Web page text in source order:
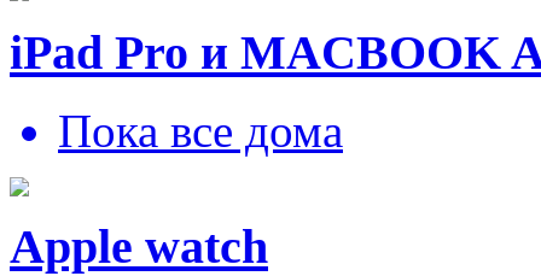
iPad Pro и MACBOOK
Пока все дома
Apple watch